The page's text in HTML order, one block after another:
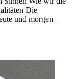
Die
und morgen –